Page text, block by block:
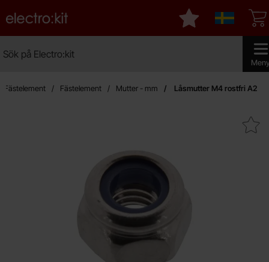
Startsidan för Electro:kit
Sverige
Mina favoriter
Fästelement Fästelement Mutter - mm Låsmutter M4 rostfri A2
Makera låsmutter M4